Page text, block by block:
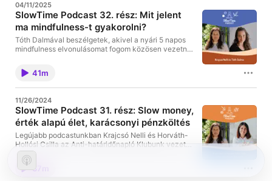
04/11/2025
SlowTime Podcast 32. rész: Mit jelent
ma mindfulness-t gyakorolni?
Tóth Dalmával beszélgetek, akivel a nyári 5 napos
mindfulness elvonulásomat fogom közösen vezetni.
Podcastban utoljára, így ebben a részben az elmúlt
időszak és a meditációs gyakorlásunk változásáról
és a mindfulness-hez való hozzáállásunkról is lesz
41m
11/26/2024
SlowTime Podcast 31. rész: Slow money,
érték alapú élet, karácsonyi pénzköltés
Legújabb podcastunkban Krajcsó Nelli és Horváth-
Hollósi Csilla az Anti-határidőnapló Klubunk vezetői
beszélgetnek a Klub lezárásáról, a karácsonyi
túlzásokról és a lassú pénz mozgalomról. A
beszélgetésben szó lesz a Klub decemberi
37m